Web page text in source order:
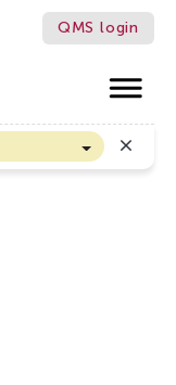
QMS login
Tuinbouw